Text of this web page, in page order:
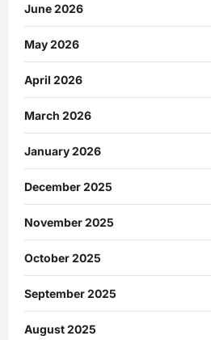
June 2026
May 2026
April 2026
March 2026
January 2026
December 2025
November 2025
October 2025
September 2025
August 2025